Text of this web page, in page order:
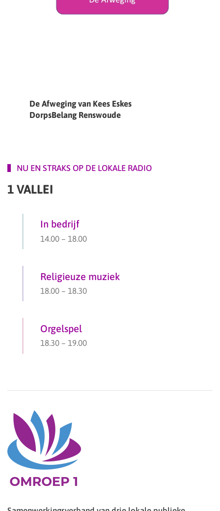
De Afweging van Kees Eskes
DorpsBelang Renswoude
NU EN STRAKS OP DE LOKALE RADIO
1 VALLEI
In bedrijf
14.00 – 18.00
Religieuze muziek
18.00 – 18.30
Orgelspel
18.30 – 19.00